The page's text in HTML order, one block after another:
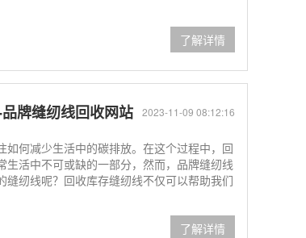
了解详情
2023-11-09 08:12:16
牌缝纫线回收网站
何减少生活中的碳排放。在这个过程中，回
活中不可或缺的一部分，然而，品牌缝纫线
纫线呢？回收库存缝纫线不仅可以帮助我们
了解详情